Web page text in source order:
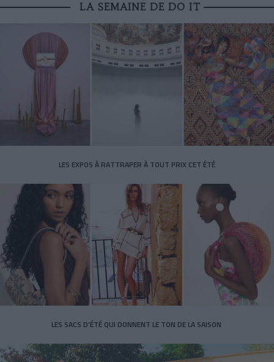
LA SEMAINE DE DO IT
LES EXPOS À RATTRAPER À TOUT PRIX CET ÉTÉ
LES SACS D’ÉTÉ QUI DONNENT LE TON DE LA SAISON